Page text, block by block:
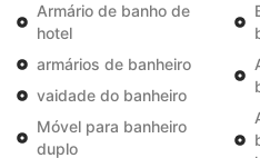
Armário de banho de
hotel
armários de banheiro
vaidade do banheiro
Móvel para banheiro
duplo